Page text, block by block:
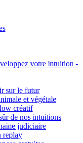
votre intuition -
sur le futur
et végétale
créatif
de nos intuitions
judiciaire
replay